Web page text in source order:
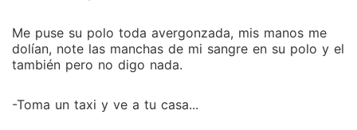
Me puse su polo toda avergonzada, mis manos me
dolían, note las manchas de mi sangre en su polo y el
también pero no digo nada.
-Toma un taxi y ve a tu casa...